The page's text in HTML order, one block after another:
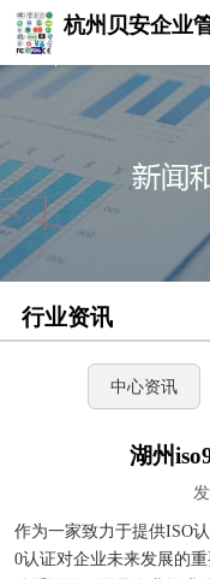
杭州贝安企业
行业资讯
中心资讯
湖州
作为一家致力于提供ISO
0认证对企业未来发展的
商品售后服务评价体
认证
ISO9001认证
ISO14001认证
CCC认证
TS16949认证
CQC志愿产品认证